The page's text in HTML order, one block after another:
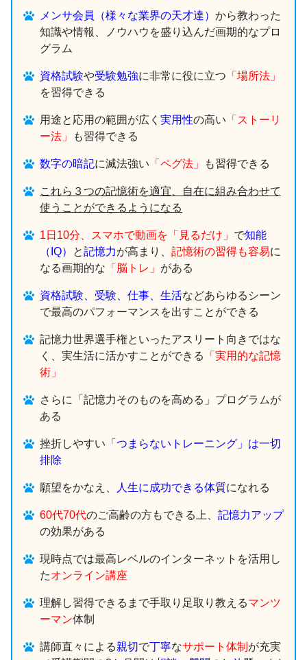
メンサ会員（様々な業界の天才達） から教わった
知識や情報、ノウハウを盛り込んだ画期的なプロ
グラム
資格試験や受験勉強に非常に役に立つ 「場所法」
を習得できる
用途と応用の範囲が広く 実用性の高い 「ストーリ
ー法」
も習得できる
数字の暗記に滅法強い 「ペグ法」 も習得できる
これら３つの記憶術を適宜、自在に組み合わせて
使うことができるようになる
1日10分、スマホで動画を「見るだけ」 で知能
（IQ）
と記憶力が高まり、 記憶術の習得も容易に
なる画期的な 「脳トレ」 がある
資格試験、受験、仕事、生活などあらゆるシーン
で最高のパフォーマンスを出すことができる
記憶力世界選手権といったアスリート向きではな
く、実生活に活かすことができる
「実用的な記憶
術」
さらに「記憶力そのものを高める」プログラムが
ある
挫折しやすい 「つまらないトレーニング」は一切
排除
願望をかなえ、 人生に成功できる体質になれる
60代70代のご高齢の方もできる上、 記憶力アップ
の効果がある
現時点では最高レベルのインターネットを活用し
たオンライン講座
理解し習得できるまで手取り足取り教えるマンツ
ーマン体制
講師直々による親切で丁寧なサポート体制 が充実